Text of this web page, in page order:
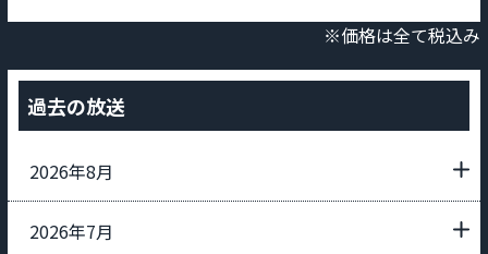
※価格は全て税込み
過去の放送
2026年8月
2026年7月